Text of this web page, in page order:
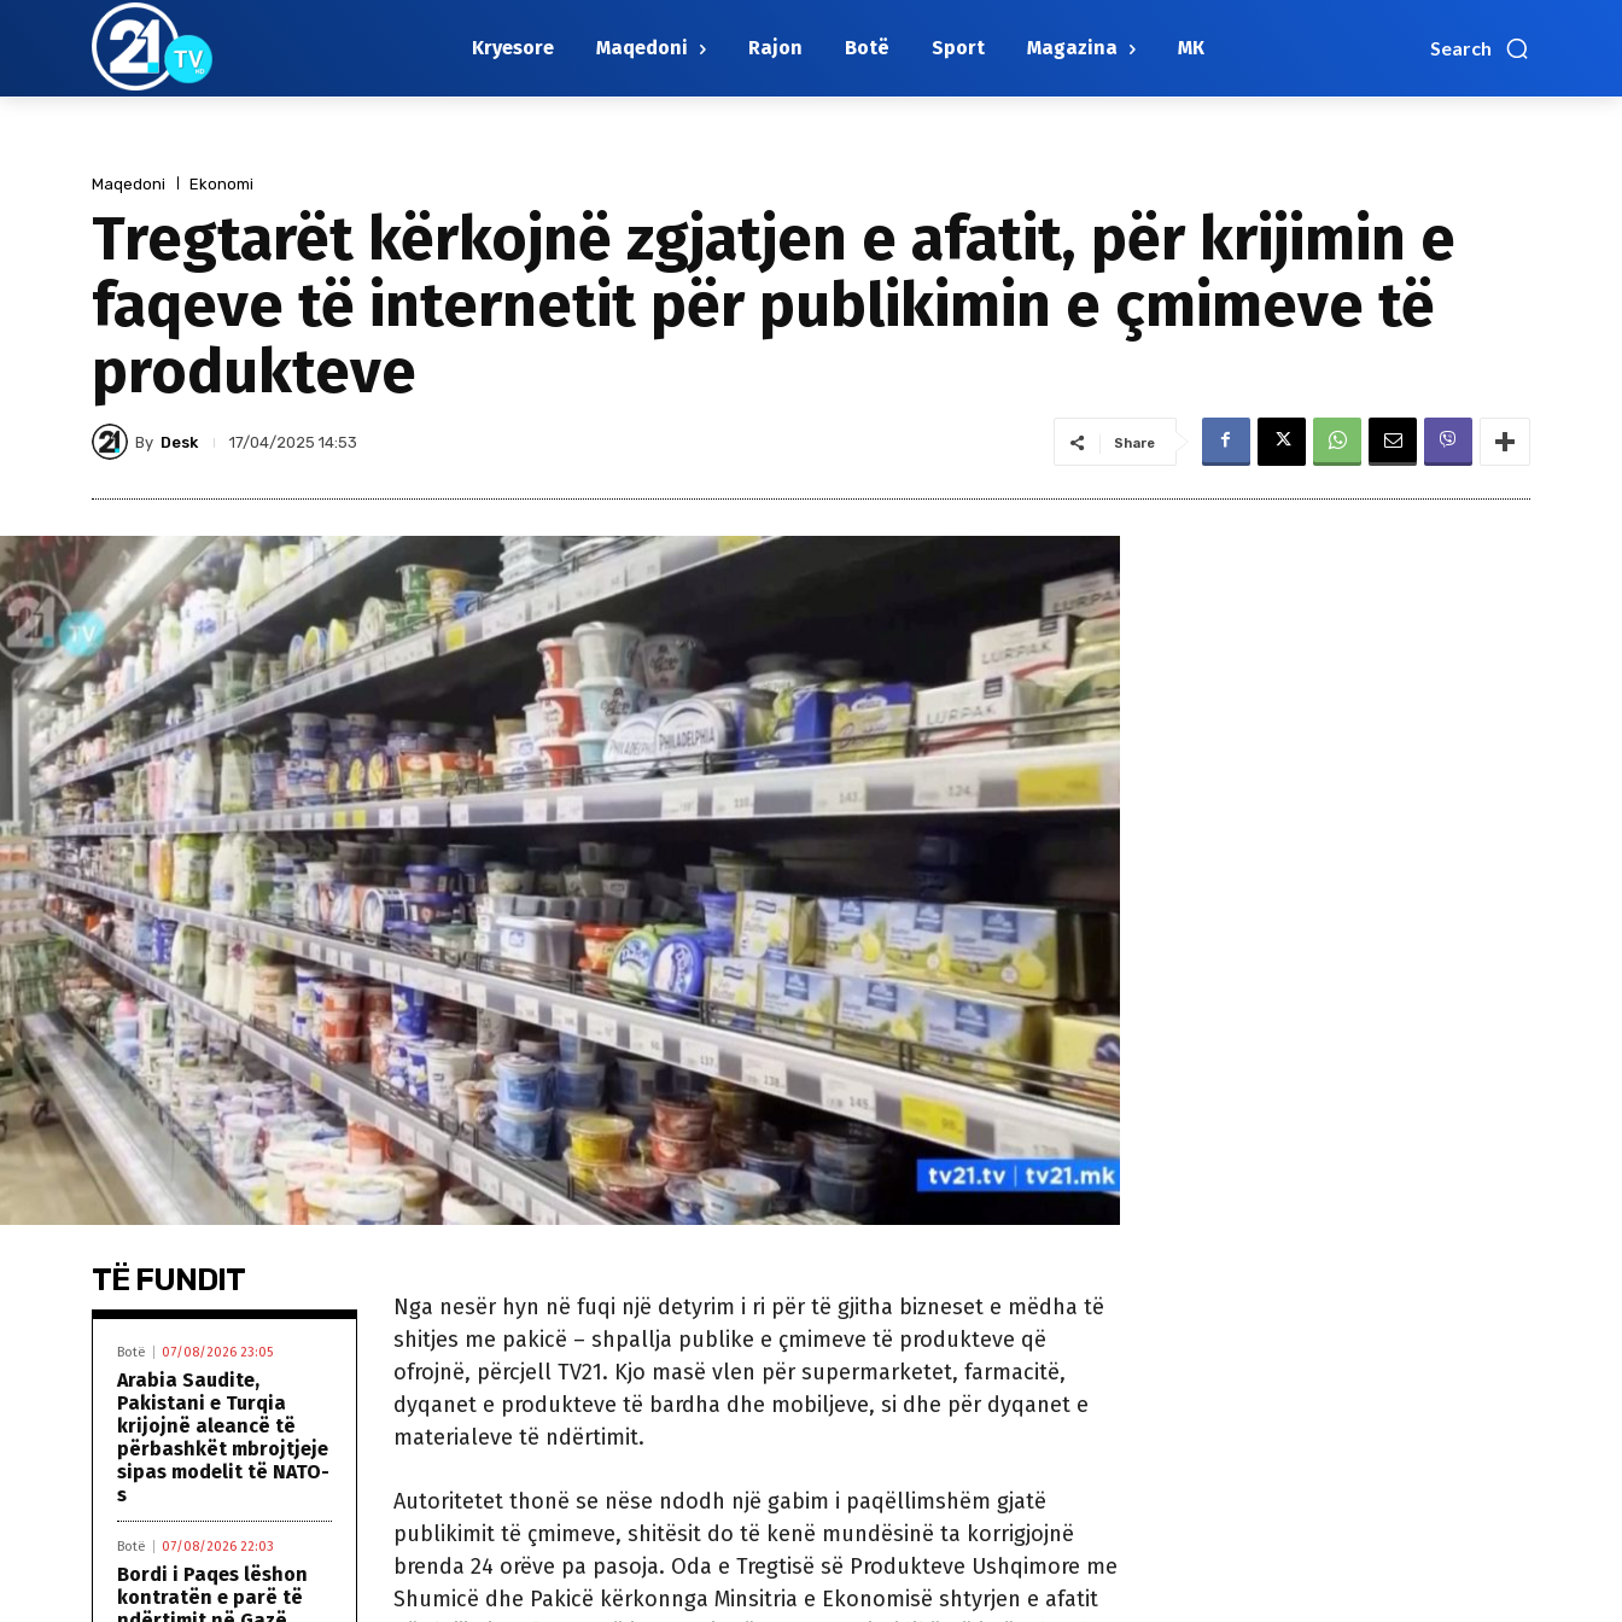
Search
Kryesore Maqedoni Rajon Botë Sport Magazina МК
Maqedoni Ekonomi
Tregtarët kërkojnë zgjatjen e afatit, për krijimin e
faqeve të internetit për publikimin e çmimeve të
produkteve
By Desk 17/04/2025 14:53 Share
TË FUNDIT
Botë 07/08/2026 23:05
Arabia Saudite,
Pakistani e Turqia
krijojnë aleancë të
përbashkët mbrojtjeje
sipas modelit të NATO-
s
Botë 07/08/2026 22:03
Bordi i Paqes lëshon
kontratën e parë të
Nga nesër hyn në fuqi një detyrim i ri për të gjitha bizneset e mëdha të
shitjes me pakicë – shpallja publike e çmimeve të produkteve që
ofrojnë, përcjell TV21. Kjo masë vlen për supermarketet, farmacitë,
dyqanet e produkteve të bardha dhe mobiljeve, si dhe për dyqanet e
materialeve të ndërtimit.
Autoritetet thonë se nëse ndodh një gabim i paqëllimshëm gjatë
publikimit të çmimeve, shitësit do të kenë mundësinë ta korrigjojnë
brenda 24 orëve pa pasoja. Oda e Tregtisë së Produkteve Ushqimore me
Shumicë dhe Pakicë kërkonnga Minsitria e Ekonomisë shtyrjen e afatit